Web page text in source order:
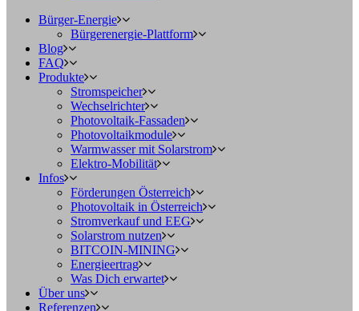
Bürger-Energie
Bürgerenergie-Plattform
Blog
FAQ
Produkte
Stromspeicher
Wechselrichter
Photovoltaik-Fassaden
Photovoltaikmodule
Warmwasser mit Solarstrom
Elektro-Mobilität
Infos
Förderungen Österreich
Photovoltaik in Österreich
Stromverkauf und EEG
Solarstrom nutzen
BITCOIN-MINING
Energieertrag
Was Dich erwartet
Über uns
Referenzen